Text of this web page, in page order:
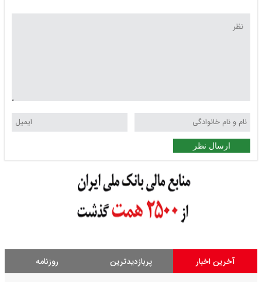
ارسال نظر
آخرین اخبار پربازدیدترین روزنامه